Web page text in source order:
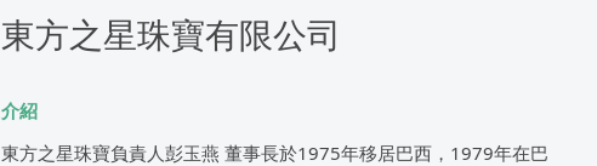
東方之星珠寶有限公司
介紹
東方之星珠寶負責人彭玉燕 董事長於1975年移居巴西，1979年在巴